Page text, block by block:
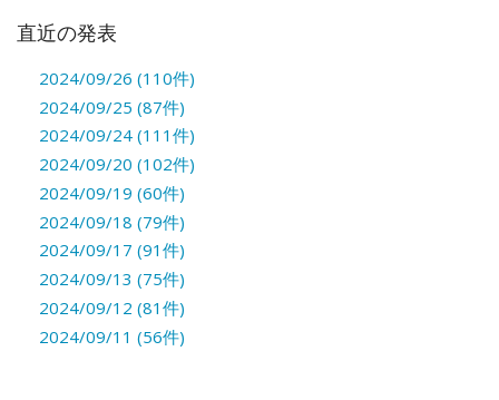
直近の発表
2024/09/26 (110件)
2024/09/25 (87件)
2024/09/24 (111件)
2024/09/20 (102件)
2024/09/19 (60件)
2024/09/18 (79件)
2024/09/17 (91件)
2024/09/13 (75件)
2024/09/12 (81件)
2024/09/11 (56件)